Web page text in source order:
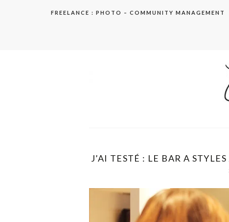
FREELANCE : PHOTO – COMMUNITY MANAGEMENT
J’AI TESTÉ : LE BAR A